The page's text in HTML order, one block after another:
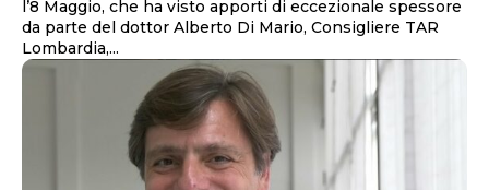
l’8 Maggio, che ha visto apporti di eccezionale spessore
da parte del dottor Alberto Di Mario, Consigliere TAR
Lombardia,...